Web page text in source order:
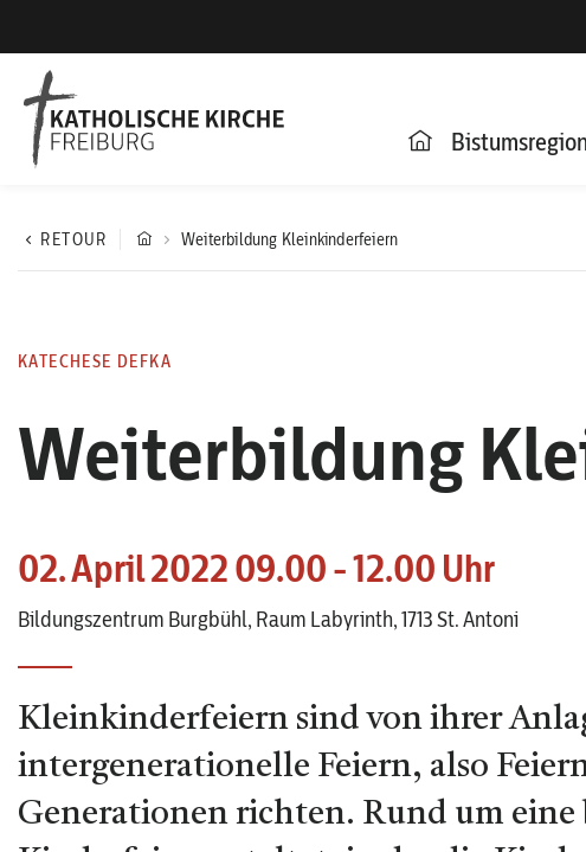
RETOUR Weiterbildung Kleinkinderfeiern
KATECHESE DEFKA
Weiterbildung
02. April 2022 09.00 - 12.00 Uhr
Bildungszentrum Burgbühl, Raum Labyrinth, 1713 St. Antoni
Kleinkinderfeiern sind von ihrer
intergenerationelle Feiern, also
Generationen richten. Rund um eine